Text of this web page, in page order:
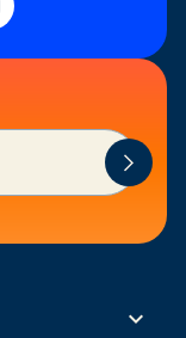
keyboard_arrow_down